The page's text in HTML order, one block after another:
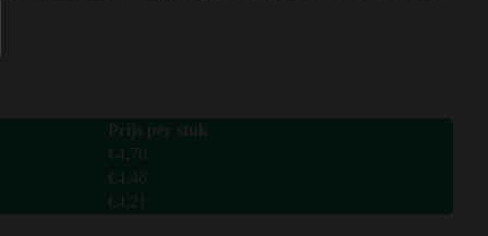
Prijs per stuk
€ 4.70
€ 4.46
€ 4.21